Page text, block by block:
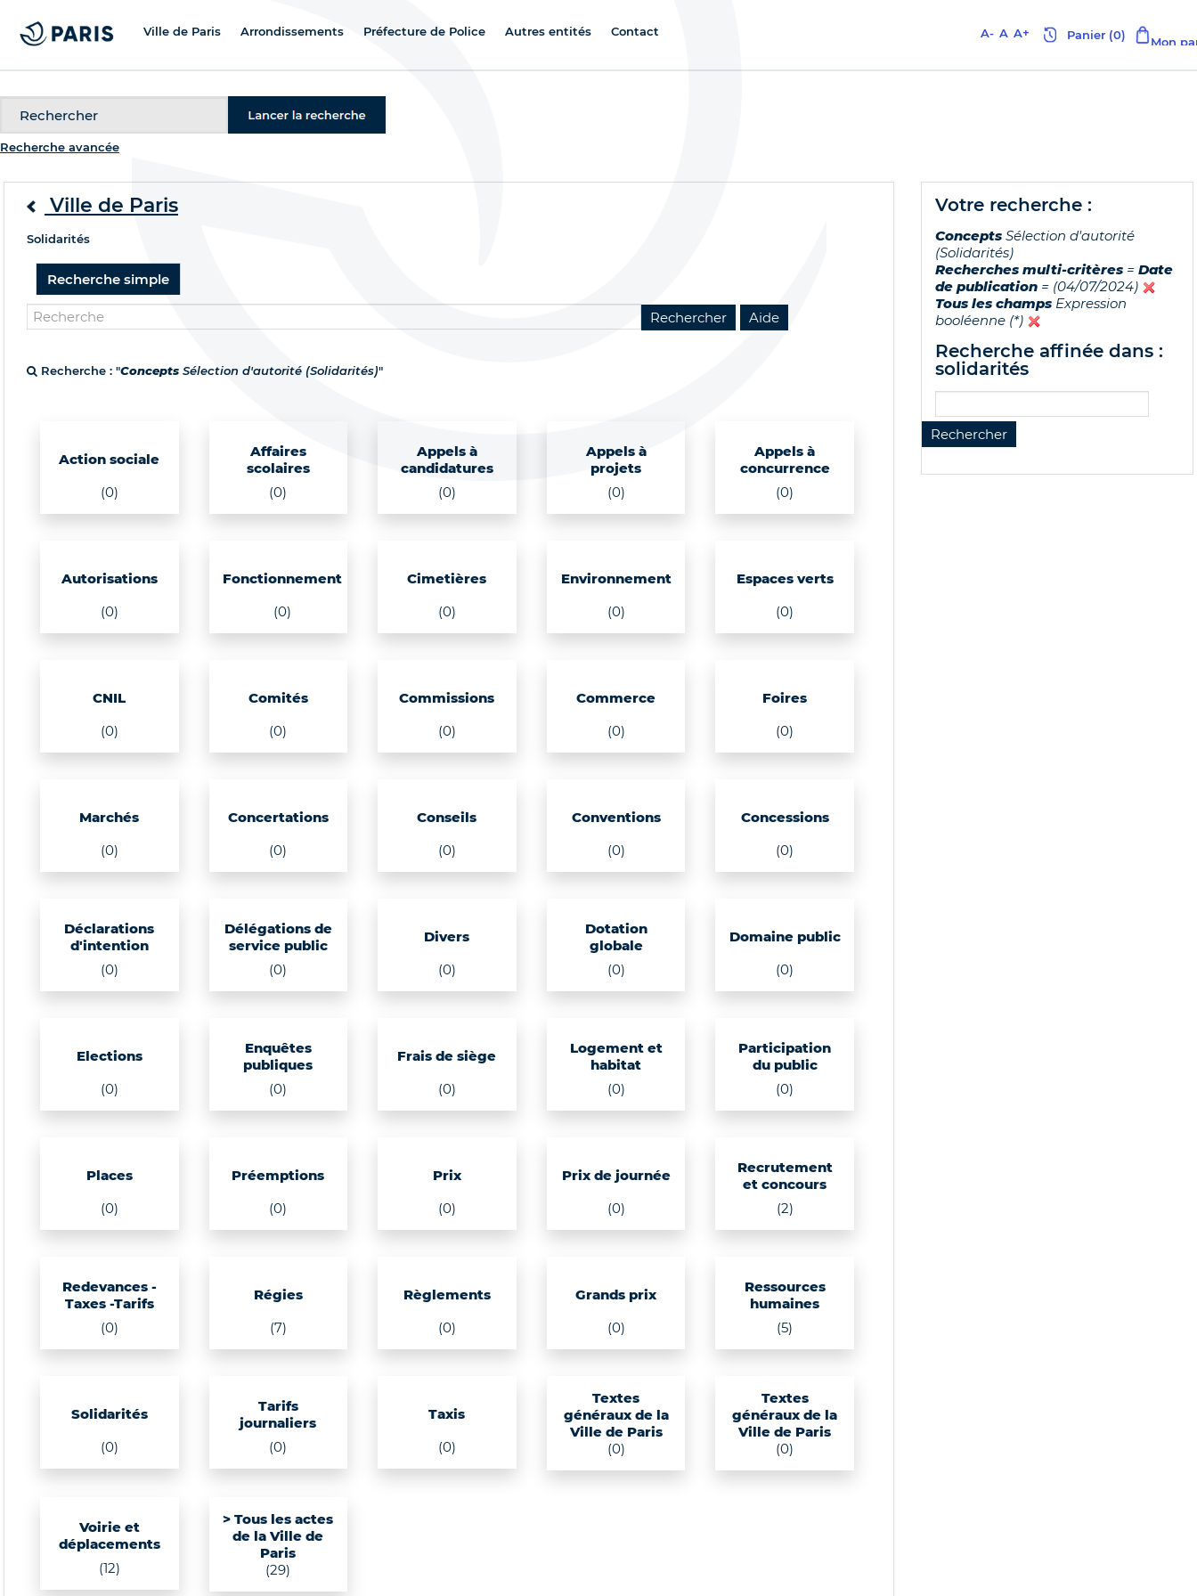
Ville de Paris Arrondissements Préfecture de Police Autres entités Contact A- A A+
Recherche avancée
Ville de Paris
Solidarités
Recherche simple
Recherche : "Concepts Sélection d'autorité (Solidarités)"
Action sociale
(0)
Affaires
scolaires
(0)
Appels à
candidatures
(0)
Appels à
projets
(0)
Appels à
concurrence
(0)
Autorisations
(0)
Fonctionnement
(0)
Cimetières
(0)
Environnement
(0)
Espaces verts
(0)
CNIL
(0)
Comités
(0)
Commissions
(0)
Commerce
(0)
Foires
(0)
Marchés
(0)
Concertations
(0)
Conseils
(0)
Conventions
(0)
Concessions
(0)
Déclarations
d'intention
(0)
Délégations de
service public
(0)
Divers
(0)
Dotation
globale
(0)
Domaine public
(0)
Elections
(0)
Enquêtes
publiques
(0)
Frais de siège
(0)
Logement et
habitat
(0)
Participation
du public
(0)
Places
(0)
Préemptions
(0)
Prix
(0)
Prix de journée
(0)
Recrutement
et concours
(2)
Redevances -
Taxes -Tarifs
(0)
Régies
(7)
Règlements
(0)
Grands prix
(0)
Ressources
humaines
(5)
Solidarités
(0)
Tarifs
journaliers
(0)
Taxis
(0)
Textes
généraux de la
Ville de Paris
(0)
Textes
généraux de la
Ville de Paris
(0)
Voirie et
déplacements
(12)
> Tous les actes
de la Ville de
Paris
(29)
votre recherche :
Concepts Sélection d'autorité
(Solidarités)
Recherches multi-critères = Date
de publication = (04/07/2024)
Tous les champs Expression
booléenne (*)
recherche affinée dans :
solidarités